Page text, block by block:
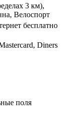
3 км),
Велоспорт
бесплатно
Diners
поля